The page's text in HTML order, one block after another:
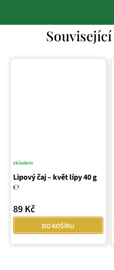
Lipový čaj – květ lípy 40 g
℮
Průměrné
hodnocení
produktu
5,0
5
hvězdiček.
skladem
89 Kč
DO KOŠÍKU